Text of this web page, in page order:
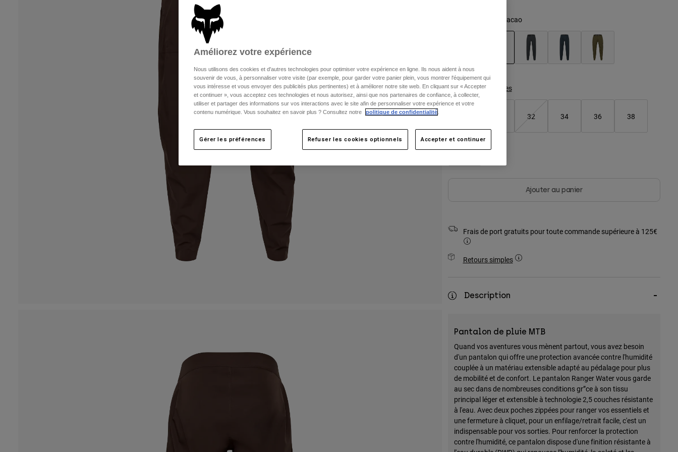
Marron Cacao
Tableau des tailles
32 34 36 38
40
Ajouter au panier
Frais de port gratuits pour toute commande supérieure à 125€
Retours simples
Description
Pantalon de pluie MTB
Quand vos aventures vous mènent partout, vous avez besoin
d'un pantalon qui offre une protection avancée contre l'humidité
couplée à un matériau extensible adapté au pédalage pour plus
de mobilité et de confort. Le pantalon Ranger Water vous garde
au sec dans de nombreuses conditions gr”ce à son tissu
principal léger et extensible à technologie 2,5 couches résistante
à l'eau. Avec deux poches zippées pour ranger vos essentiels et
une fermeture à cliquet, pour un enfilage/retrait facile, c'est un
indispensable pour vos sorties. Pour renforcer la protection
contre l'humidité, ce pantalon dispose d'une finition résistante à
Améliorez votre expérience
Nous utilisons des cookies et d'autres technologies pour optimiser votre expérience en ligne. Ils nous aident à nous
souvenir de vous, à personnaliser votre visite (par exemple, pour garder votre panier plein, vous montrer l'équipement qui
vous intéresse et vous envoyer des publicités plus pertinentes) et à améliorer notre site web. En cliquant sur « Accepter
et continuer », vous acceptez ces technologies et nous autorisez, ainsi que nos partenaires de confiance, à collecter,
utiliser et partager des informations sur vos interactions avec le site afin de personnaliser votre expérience et votre
contenu numérique. Vous souhaitez en savoir plus ? Consultez notre
politique de confidentialité
Gérer les préférences Refuser les cookies optionnels Accepter et continuer